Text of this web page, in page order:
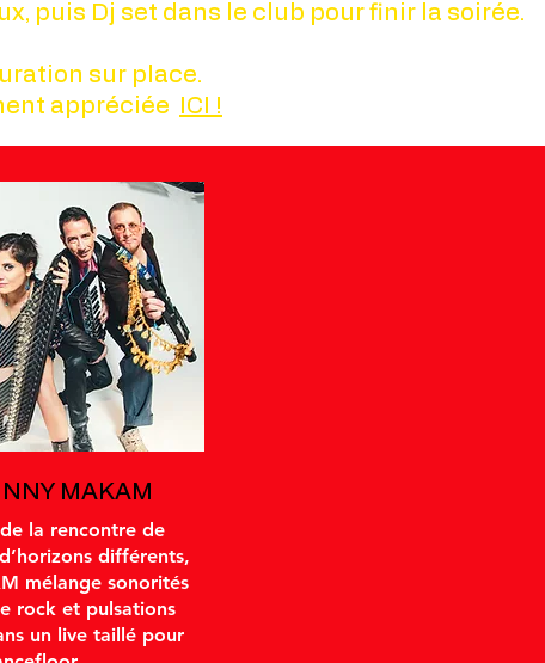
puis Dj set dans le club pour finir la soirée.
sur place.
appréciée
ICI !
MAKAM
la rencontre de
différents,
mélange sonorités
rock et pulsations
un live taillé pour